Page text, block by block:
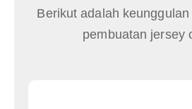
Berikut adalah
pembuatan jersey